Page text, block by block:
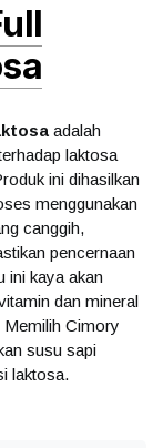
adalah
laktosa
ini dihasilkan
menggunakan
canggih,
pencernaan
ini kaya akan
dan mineral
Memilih Cimory
susu sapi
laktosa.